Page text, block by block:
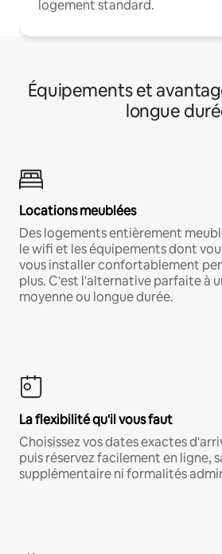
logement standard.
Équipements et
longue
Locations meublées
Des logements entièrement
le wifi et les équipements dont
vous installer confortablement
plus. C'est l'alternative parfaite à
moyenne ou longue durée.
La flexibilité qu'il vous faut
Choisissez vos dates exactes
puis réservez facilement en ligne,
supplémentaire ni formalités